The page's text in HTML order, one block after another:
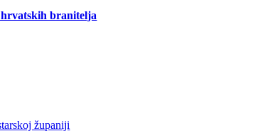
hrvatskih branitelja